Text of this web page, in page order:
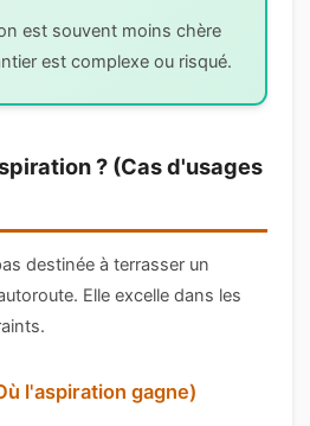
est souvent moins chère
est complexe ou risqué.
? (Cas d'usages
destinée à terrasser un
Elle excelle dans les
l'aspiration gagne)